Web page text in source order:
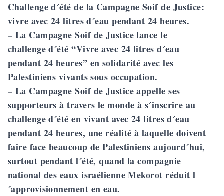
Challenge d´été de la Campagne Soif de Justice:
vivre avec 24 litres d´eau pendant 24 heures.
– La Campagne Soif de Justice lance le
challenge d´été “Vivre avec 24 litres d´eau
pendant 24 heures” en solidarité avec les
Palestiniens vivants sous occupation.
– La Campagne Soif de Justice appelle ses
supporteurs à travers le monde à s´inscrire au
challenge d´été en vivant avec 24 litres d´eau
pendant 24 heures, une réalité à laquelle doivent
faire face beaucoup de Palestiniens aujourd´hui,
surtout pendant l´été, quand la compagnie
national des eaux israélienne Mekorot réduit l
´approvisionnement en eau.